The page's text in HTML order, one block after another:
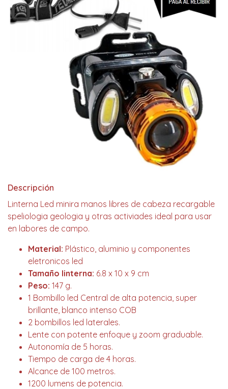
Descripción
Linterna Led minira manos libres de cabeza recargable
speliologia geologia y otras activiades ideal para usar
en labores de campo.
Material: Plástico, aluminio y componentes
eletronicos led
Tamaño linterna: 6.8 x 10 x 9 cm
Peso: 147 g.
1 Bombillo led Central de alta potencia, super
brillante, blanco intenso COB
2 bombillos led laterales.
Lente con potente enfoque y zoom graduable.
Autonomía de 5 horas.
Tiempo de carga de 4 horas.
Alcance de 100 metros.
1200 lumens de potencia.